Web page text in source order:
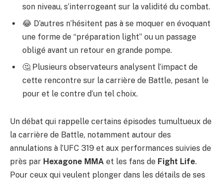
son niveau, s’interrogeant sur la validité du combat.
😂 D’autres n’hésitent pas à se moquer en évoquant
une forme de “préparation light” ou un passage
obligé avant un retour en grande pompe.
🤔 Plusieurs observateurs analysent l’impact de
cette rencontre sur la carrière de Battle, pesant le
pour et le contre d’un tel choix.
Un débat qui rappelle certains épisodes tumultueux de
la carrière de Battle, notamment autour des
annulations à l’UFC 319 et aux performances suivies de
près par Hexagone MMA et les fans de Fight Life.
Pour ceux qui veulent plonger dans les détails de ses